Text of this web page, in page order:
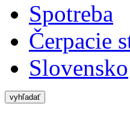
Spotreba
Čerpacie
Slovensko
vyhľadať